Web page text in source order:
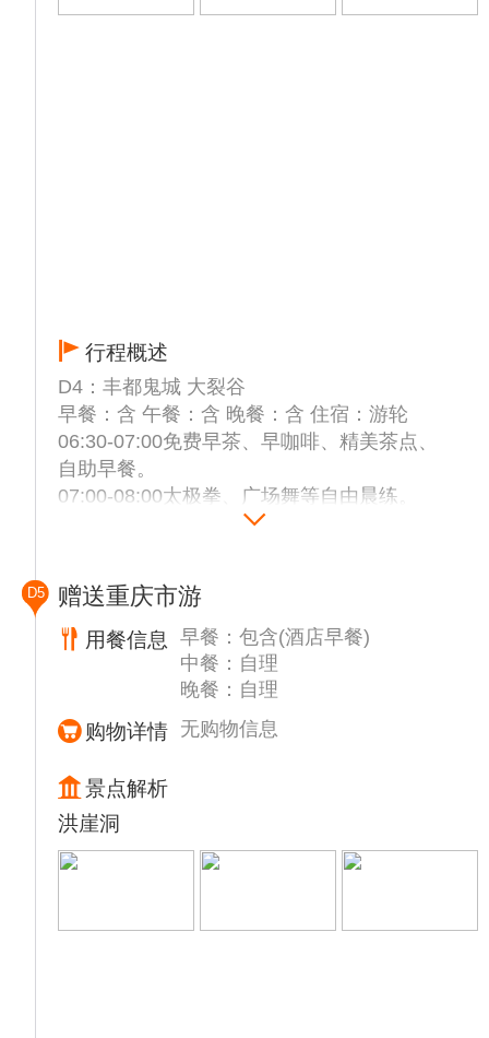
行程概述
D4：丰都鬼城 大裂谷
早餐：含 午餐：含 晚餐：含 住宿：游轮
06:30-07:00免费早茶、早咖啡、精美茶点、
自助早餐。
07:00-08:00太极拳、广场舞等自由晨练。
8:30 -10:30 上岸游览【丰都鬼城】，素以"鬼
神。是传说中人类亡灵 的归宿之地，集儒、
佛、道民间文化于一体的民俗文化艺术宝库，
被誉为"中国神曲之乡"、" 人类灵魂之都"。
景点【大裂谷】游览，（费用280元/人）
武陵山大裂谷景区位于重庆庆市涪陵区城东南
端，乌江下游东岸，景区创建面积9平方公
里。景区平均海拔 1300米，最高处1980米，
山势奇峻多姿，原生植被丰富，种类繁多，共
林、泉、洞、瀑、崖、湖、潭、峡、坑、缝一
D5 赠送重庆市游
用餐信息
早餐：包含(酒店早餐)
中餐：自理
晚餐：自理
购物详情 无购物信息
景点解析
洪崖洞